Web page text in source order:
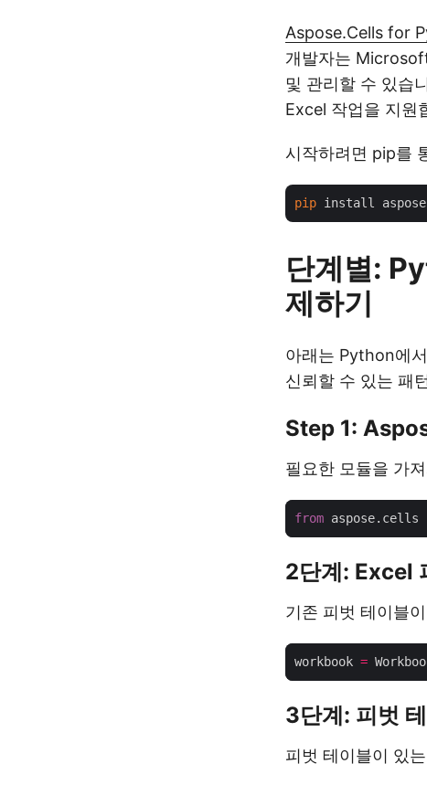
Aspose.Cells for
개발자는
및 관리할 수 있습
Excel 작업을 지원
시작하려면 pip를
pip
단계별:
제하기
아래는 Python에
신뢰할 수 있는 패
Step 1:
필요한 모듈을 가
from aspose.cells
2단계: Excel
기존 피벗 테이블
workbook =
3단계: 피벗
피벗 테이블이 있